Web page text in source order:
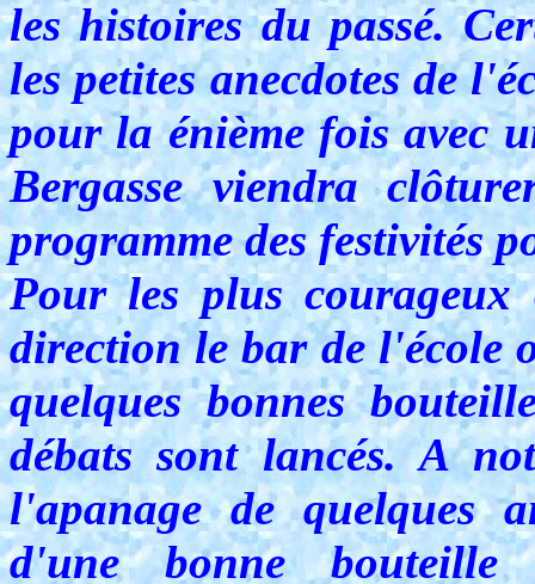
les histoires du passé.
les petites anecdotes de
pour la énième fois avec
Bergasse viendra
programme des festivités
Pour les plus
direction le bar de l'école
quelques bonnes
débats sont lancés. A
l'apanage de quelques
d'une bonne bouteille